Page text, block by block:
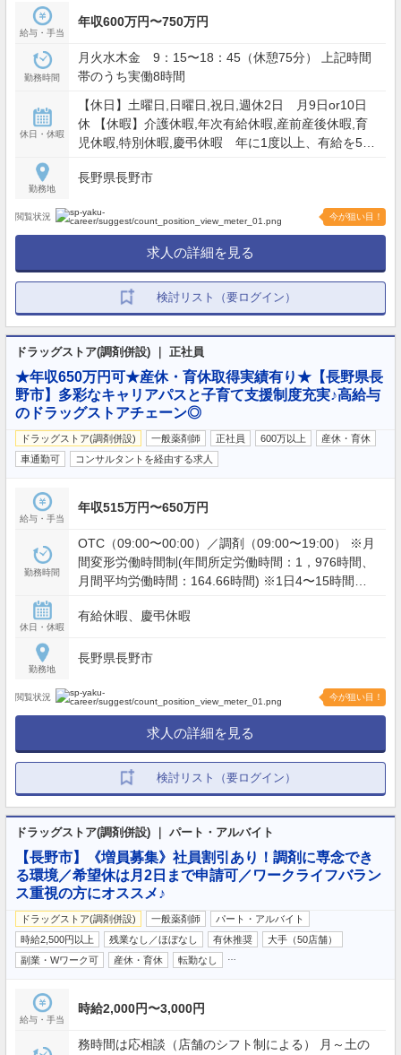
給与・手当
年収600万円〜750万円
勤務時間
月火水木金 9：15〜18：45（休憩75分） 上記時間
帯のうち実働8時間
休日・休暇
【休日】土曜日,日曜日,祝日,週休2日 月9日or10日
休 【休暇】介護休暇,年次有給休暇,産前産後休暇,育
児休暇,特別休暇,慶弔休暇 年に1度以上、有給を5日
勤務地
長野県長野市
閲覧状況 今が狙い目！
求人の詳細を見る
検討リスト（要ログイン）
ドラッグストア(調剤併設) ｜ 正社員
★年収650万円可★産休・育休取得実績有り★【長野県長
野市】多彩なキャリアパスと子育て支援制度充実♪高給与
のドラッグストアチェーン◎
ドラッグストア(調剤併設) 一般薬剤師 正社員 600万以上
産休・育休
車通勤可
コンサルタントを経由する求人
給与・手当
年収515万円〜650万円
勤務時間
OTC（09:00〜00:00）／調剤（09:00〜19:00） ※月
間変形労働時間制(年間所定労働時間：1，976時間、
月間平均労働時間：164.66時間) ※1日4〜15時間の1
を設定します。
休日・休暇
有給休暇、慶弔休暇
勤務地
長野県長野市
閲覧状況 今が狙い目！
求人の詳細を見る
検討リスト（要ログイン）
ドラッグストア(調剤併設) ｜ パート・アルバイト
【長野市】《増員募集》社員割引あり！調剤に専念でき
る環境／希望休は月2日まで申請可／ワークライフバラン
ス重視の方にオススメ♪
ドラッグストア(調剤併設) 一般薬剤師
パート・アルバイト
時給2,500円以上
残業なし／ほぼなし 有休推奨
大手（50店舗）
副業・Wワーク可
産休・育休 転勤なし
給与・手当
時給2,000円〜3,000円
務時間は応相談（店舗のシフト制による） 月～土の